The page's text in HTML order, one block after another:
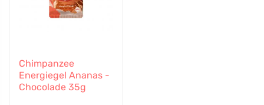
Chimpanzee
Energiegel Ananas -
Chocolade 35g